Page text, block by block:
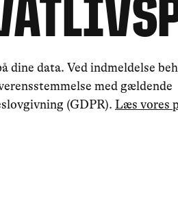
dine data. Ved indmeldelse
med gældende
(GDPR). Læs vores